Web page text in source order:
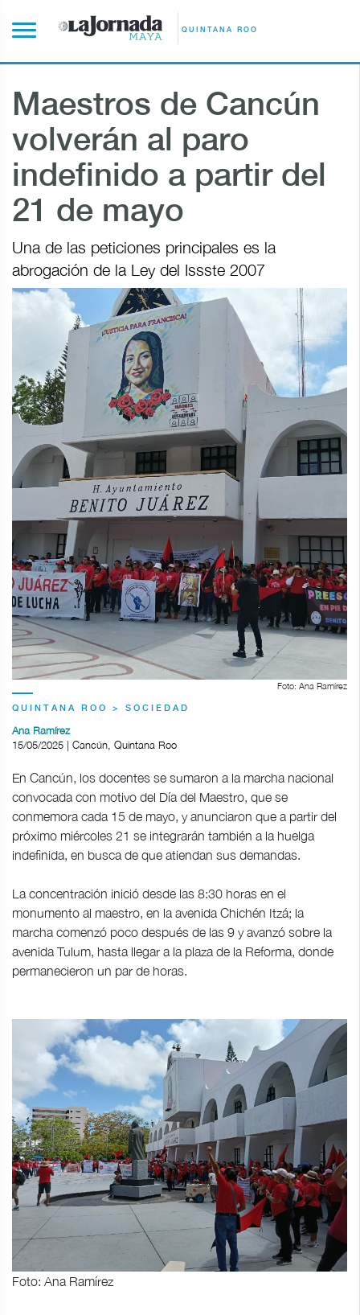
QUINTANA ROO
Maestros de Cancún
volverán al paro
indefinido a partir del
21 de mayo
Una de las peticiones principales es la
abrogación de la Ley del Issste 2007
Foto: Ana Ramírez
QUINTANA ROO > SOCIEDAD
Ana Ramírez
15/05/2025 | Cancún, Quintana Roo
En Cancún, los docentes se sumaron a la marcha nacional
convocada con motivo del Día del Maestro, que se
conmemora cada 15 de mayo, y anunciaron que a partir del
próximo miércoles 21 se integrarán también a la huelga
indefinida, en busca de que atiendan sus demandas.
La concentración inició desde las 8:30 horas en el
monumento al maestro, en la avenida Chichén Itzá; la
marcha comenzó poco después de las 9 y avanzó sobre la
avenida Tulum, hasta llegar a la plaza de la Reforma, donde
permanecieron un par de horas.
Foto: Ana Ramírez